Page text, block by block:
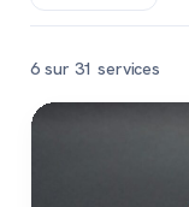
6 sur 31 services